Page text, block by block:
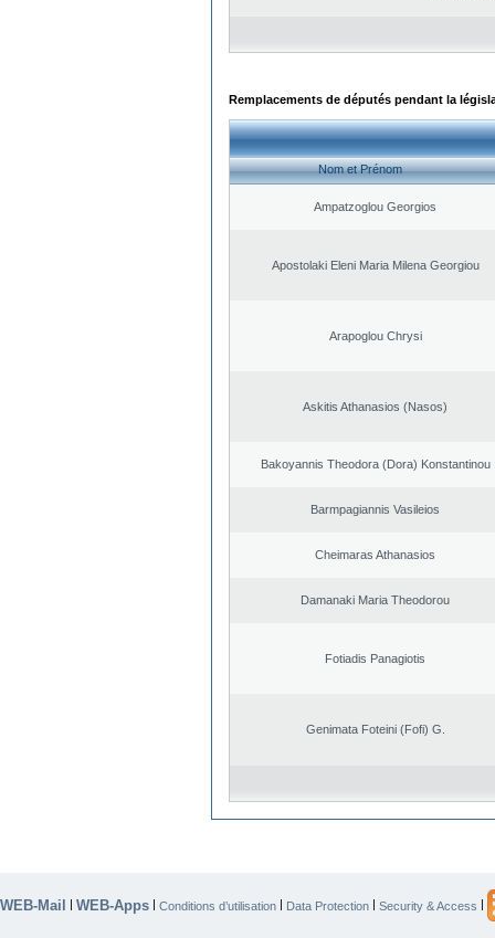
Remplacements de députés pendant la
Nom et Prénom
Ampatzoglou Georgios
Apostolaki Eleni Maria Milena Georgiou
Arapoglou Chrysi
Askitis Athanasios (Nasos)
Bakoyannis Theodora (Dora) Konstantinou
Barmpagiannis Vasileios
Cheimaras Athanasios
Damanaki Maria Theodorou
Fotiadis Panagiotis
Genimata Foteini (Fofi) G.
WEB-Mail | WEB-Apps | Conditions d’utilisation | Data Protection | Security & Access |